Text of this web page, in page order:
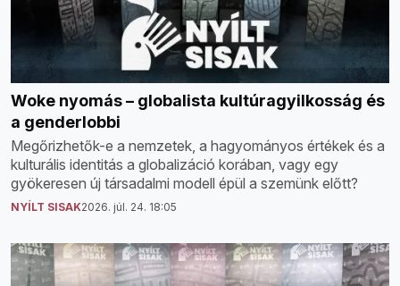
Woke nyomás – globalista kultúragyilkosság és
a genderlobbi
Megőrizhetők-e a nemzetek, a hagyományos értékek és a
kulturális identitás a globalizáció korában, vagy egy
gyökeresen új társadalmi modell épül a szemünk előtt?
NYÍLT SISAK2026. júl. 24. 18:05